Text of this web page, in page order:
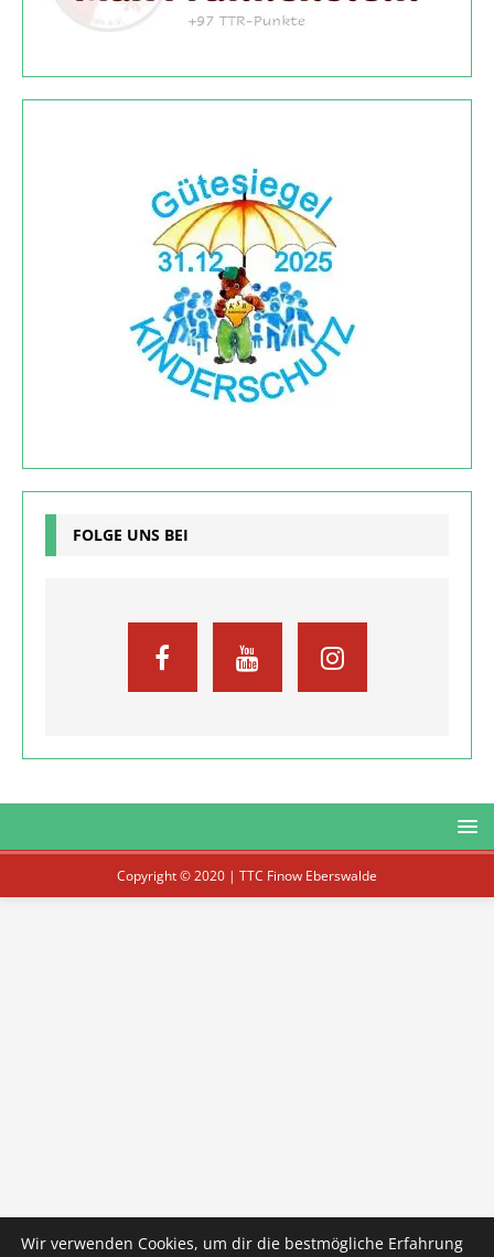
FOLGE UNS BEI
Copyright © 2020 | TTC Finow Eberswalde
Wir verwenden Cookies, um dir die bestmögliche Erfahrung